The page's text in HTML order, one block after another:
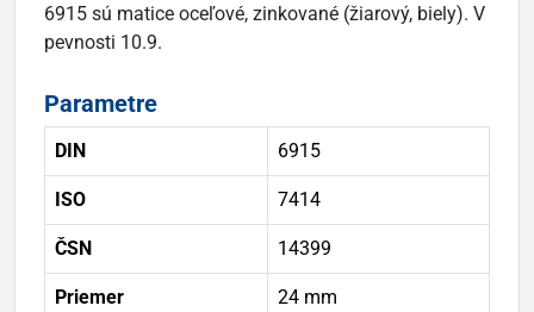
6915 sú matice oceľové, zinkované (žiarový, biely). V
pevnosti 10.9.
Parametre
DIN 6915
ISO 7414
ČSN 14399
Priemer 24 mm